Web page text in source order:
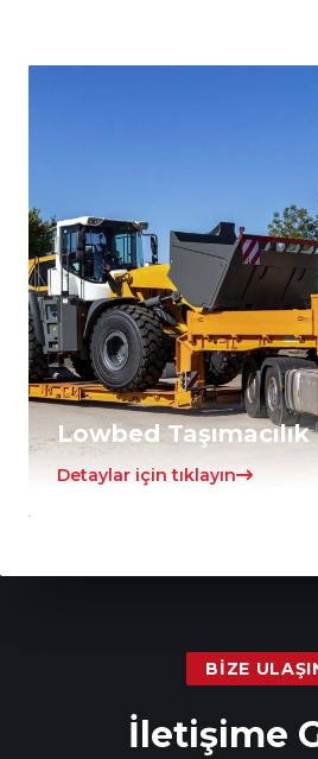
Lowbed Taşımacılık
Detaylar için tıklayın
BIZE
İletişime